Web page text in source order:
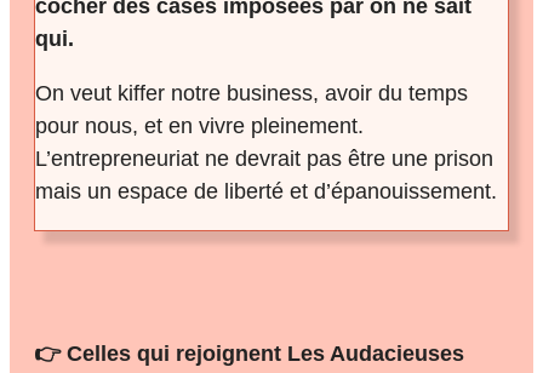
cocher des cases imposées par on ne sait
qui.
On veut kiffer notre business, avoir du temps
pour nous, et en vivre pleinement.
L’entrepreneuriat ne devrait pas être une prison
mais un espace de liberté et d’épanouissement.
👉 Celles qui rejoignent Les Audacieuses